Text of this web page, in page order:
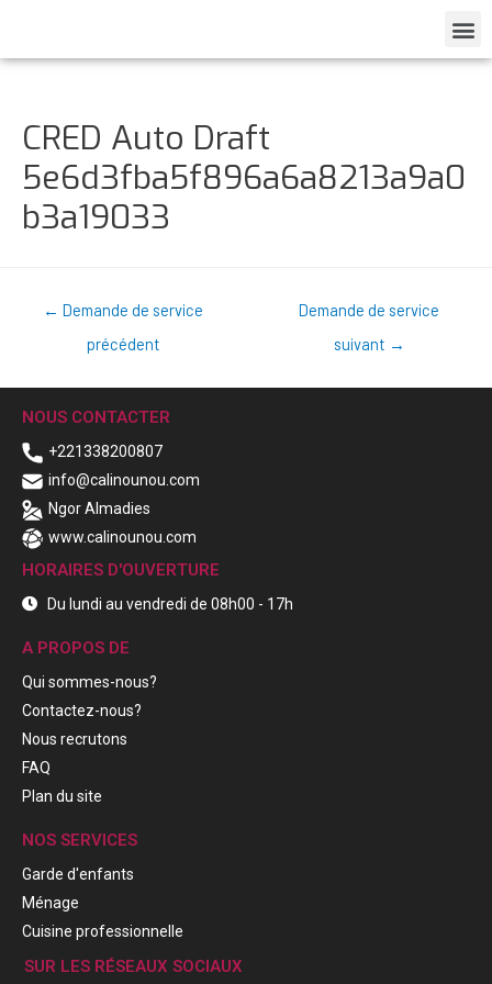
CRED Auto Draft
5e6d3fba5f896a6a8213a9a0
b3a19033
← Demande de service
précédent
Demande de service
suivant →
NOUS CONTACTER
+221338200807
info@calinounou.com
Ngor Almadies
www.calinounou.com
HORAIRES D'OUVERTURE
Du lundi au vendredi de 08h00 - 17h
A PROPOS DE
Qui sommes-nous?
Contactez-nous?
Nous recrutons
FAQ
Plan du site
NOS SERVICES
Garde d'enfants
Ménage
Cuisine professionnelle
SUR LES RÉSEAUX SOCIAUX